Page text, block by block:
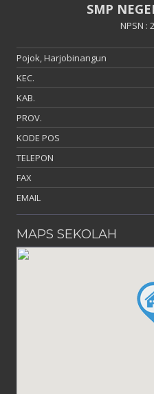
SMP
NPSN :
Pojok, Harjobinangun
KEC.
KAB.
PROV.
KODE POS
TELEPON
FAX
EMAIL
MAPS SEKOLAH